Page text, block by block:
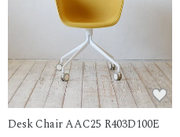
Desk Chair AAC25 R403D100E